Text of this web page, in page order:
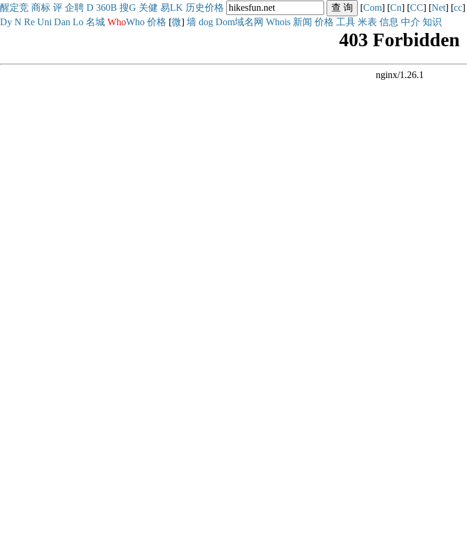
醒定竞 商标 评 企聘 D 360B 搜G 关健 易LK 历史价格 [Com] [Cn] [CC] [Net] [cc]
Dy N Re Uni Dan Lo 名城 WhoWho 价格 [微] 墙 dog Dom域名网 Whois 新闻 价格 工具 米表 信息 中介 知识